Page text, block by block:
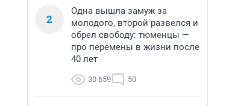
2
Одна вышла замуж за
молодого, второй развелся и
обрел свободу: тюменцы —
про перемены в жизни после
40 лет
30 659 50